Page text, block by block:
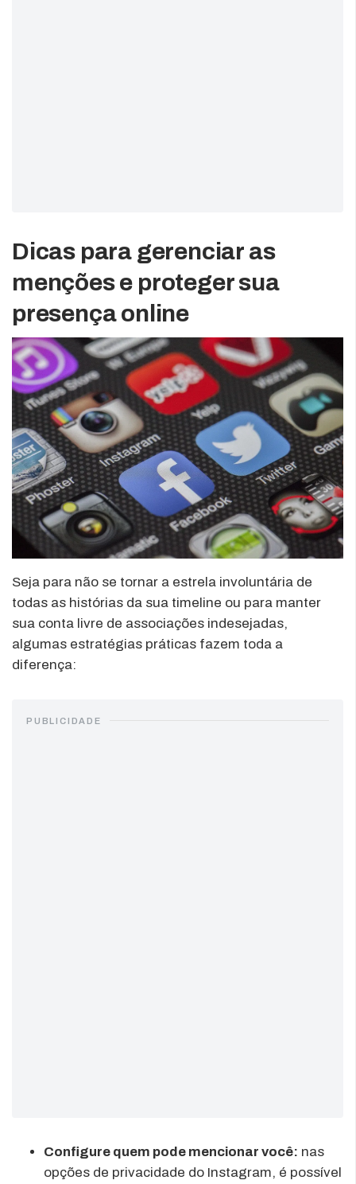
Dicas para gerenciar as
menções e proteger sua
presença online
Seja para não se tornar a estrela involuntária de
todas as histórias da sua timeline ou para manter
sua conta livre de associações indesejadas,
algumas estratégias práticas fazem toda a
diferença:
PUBLICIDADE
Configure quem pode mencionar você: nas
opções de privacidade do Instagram, é possível